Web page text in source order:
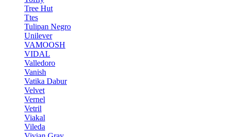
Tree Hut
Ttes
Tulipan Negro
Unilever
VAMOOSH
VIDAL
Valledoro
Vanish
Vatika Dabur
Velvet
Vernel
Vetril
Viakal
Vileda